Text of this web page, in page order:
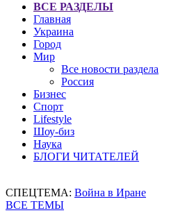
ВСЕ РАЗДЕЛЫ
Главная
Украина
Город
Мир
Все новости раздела
Россия
Бизнес
Спорт
Lifestyle
Шоу-биз
Наука
БЛОГИ ЧИТАТЕЛЕЙ
СПЕЦТЕМА: Война в Иране
ВСЕ ТЕМЫ